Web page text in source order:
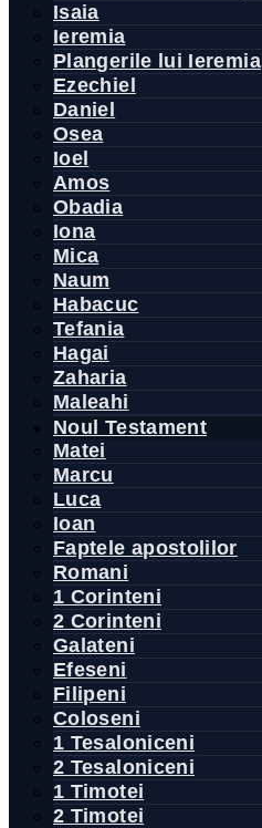
Isaia
Ieremia
Plangerile lui Ieremia
Ezechiel
Daniel
Osea
Ioel
Amos
Obadia
Iona
Mica
Naum
Habacuc
Tefania
Hagai
Zaharia
Maleahi
Noul Testament
Matei
Marcu
Luca
Ioan
Faptele apostolilor
Romani
1 Corinteni
2 Corinteni
Galateni
Efeseni
Filipeni
Coloseni
1 Tesaloniceni
2 Tesaloniceni
1 Timotei
2 Timotei